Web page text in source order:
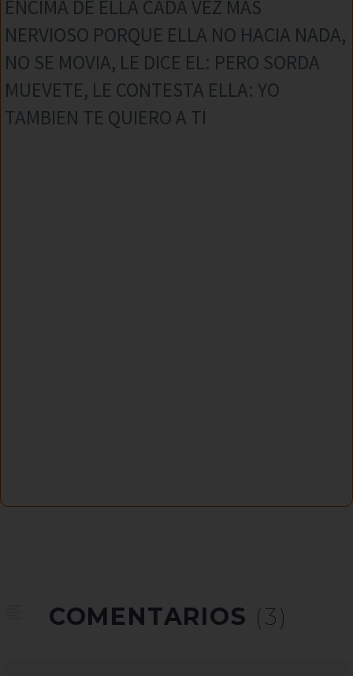
ENCIMA DE ELLA CADA VEZ MAS
NERVIOSO PORQUE ELLA NO HACIA NADA,
NO SE MOVIA, LE DICE EL: PERO SORDA
MUEVETE, LE CONTESTA ELLA: YO
TAMBIEN TE QUIERO A TI
COMENTARIOS (3)